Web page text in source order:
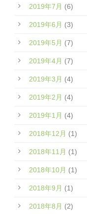
2019年7月 (6)
2019年6月 (3)
2019年5月 (7)
2019年4月 (7)
2019年3月 (4)
2019年2月 (4)
2019年1月 (4)
2018年12月 (1)
2018年11月 (1)
2018年10月 (1)
2018年9月 (1)
2018年8月 (2)